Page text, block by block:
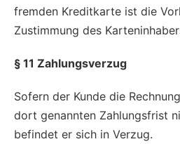
fremden Kreditkarte ist die
Zustimmung des
§ 11 Zahlungsverzug
Sofern der Kunde die
dort genannten Zahlungsfrist
befindet er sich in Verzug.